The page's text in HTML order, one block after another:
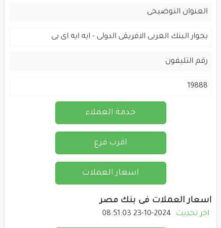
العنوان التوضيحى
بجوار البنك العربى الافريقى الدولى - ايه ايه اى بى
رقم التليفون
19888
خدمة العملاء
اقرب فرع
اسعار العملات
اسعار العملات فى بنك مصر
اخر تحديث 2024-10-23 08:51:03